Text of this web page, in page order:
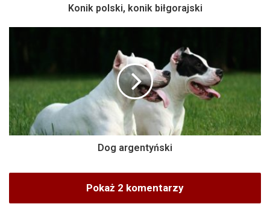
Konik polski, konik biłgorajski
Dog argentyński
Pokaż 2 komentarzy